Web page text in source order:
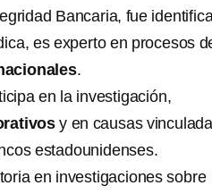
Bancaria, fue
es experto en procesos
.
en la investigación,
y en causas
estadounidenses.
en investigaciones sobre